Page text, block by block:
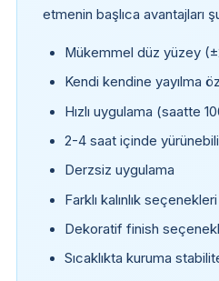
etmenin başlıca avantajları
Mükemmel düz yüzey
Kendi kendine yayılma
Hızlı uygulama (saatte
2-4 saat içinde
Derzsiz uygulama
Farklı kalınlık
Dekoratif finish
Sıcaklıkta kuruma